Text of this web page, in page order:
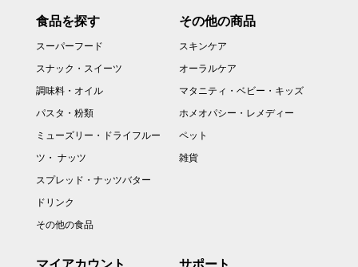
食品を探す
スーパーフード
スナック・スイーツ
調味料・オイル
パスタ・粉類
ミューズリー・ドライフルー
ツ・ ナッツ
スプレッド・ナッツバター
ドリンク
その他の食品
その他の商品
スキンケア
オーラルケア
マタニティ・ベビー・キッズ
ホメオパシー・レメディー
ペット
雑貨
マイアカウント サポート